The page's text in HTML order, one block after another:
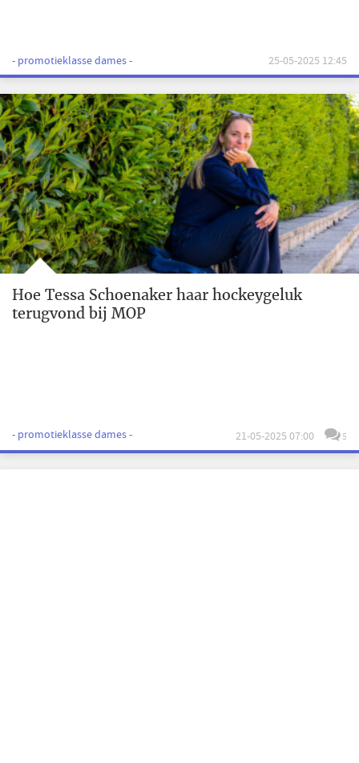
- promotieklasse dames - 25-05-2025 12:45
Hoe Tessa Schoenaker haar hockeygeluk
terugvond bij MOP
- promotieklasse dames - 21-05-2025 07:00 5